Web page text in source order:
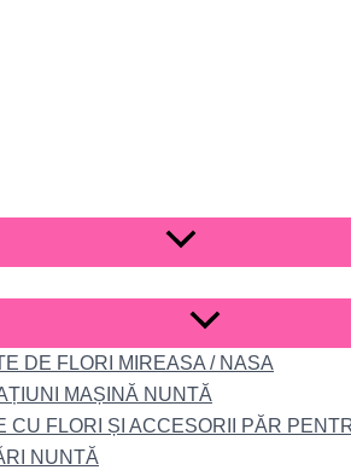
DE FLORI MIREASA / NASA
MAȘINĂ NUNTĂ
CU FLORI ȘI ACCESORII PĂR
NUNTĂ